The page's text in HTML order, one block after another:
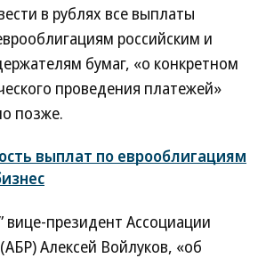
в рублях все выплаты
российским и
бумаг, «о конкретном
проведения платежей»
позже.
выплат по еврооблигациям
вице-президент Ассоциации
Алексей Войлуков, «об